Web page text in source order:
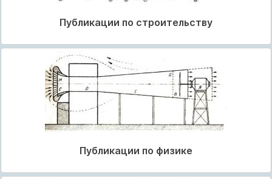
Публикации по строительству
Публикации по физике